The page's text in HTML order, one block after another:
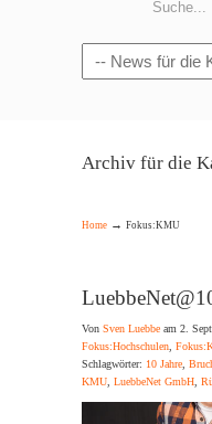
Navigation
Archiv für die
Home → Fokus:KMU
Von Sven Luebbe am 2.
Fokus:Hochschulen,
Schlagwörter: 10 Jahre,
KMU, LuebbeNet GmbH,